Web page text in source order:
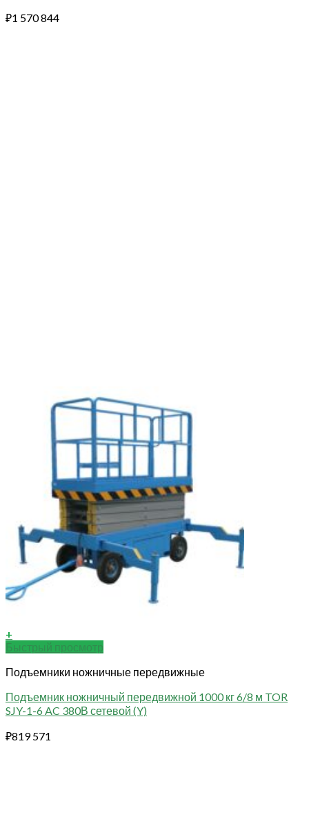
₽1 570 844
+
Быстрый просмотр
Подъемники ножничные передвижные
Подъемник ножничный передвижной 1000 кг 6/8 м TOR
SJY-1-6 AC 380В сетевой (Y)
₽819 571